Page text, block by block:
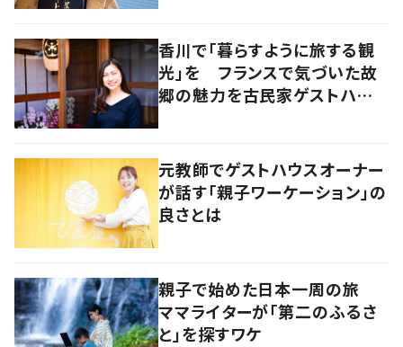
香川で「暮らすように旅する観
光」を フランスで気づいた故
郷の魅力を古民家ゲストハウス
元教師でゲストハウスオーナー
が話す「親子ワーケーション」の
良さとは
親子で始めた日本一周の旅
ママライターが「第二のふるさ
と」を探すワケ